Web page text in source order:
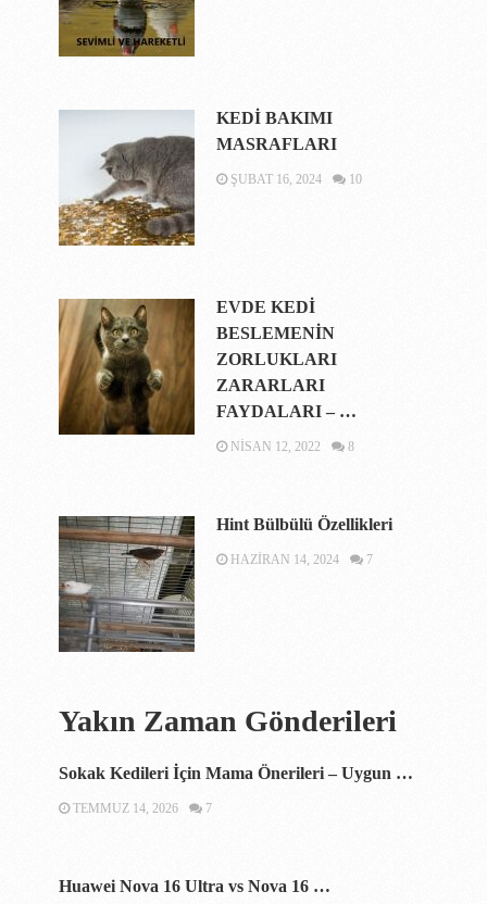
KEDİ BAKIMI
MASRAFLARI
ŞUBAT 16, 2024 10
EVDE KEDİ
BESLEMENİN
ZORLUKLARI
ZARARLARI
FAYDALARI – …
NISAN 12, 2022 8
Hint Bülbülü Özellikleri
HAZIRAN 14, 2024 7
Yakın Zaman Gönderileri
Sokak Kedileri İçin Mama Önerileri – Uygun …
TEMMUZ 14, 2026 7
Huawei Nova 16 Ultra vs Nova 16 …